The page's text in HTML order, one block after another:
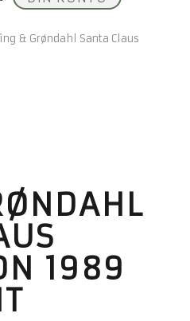
& Grøndahl Santa Claus
1989